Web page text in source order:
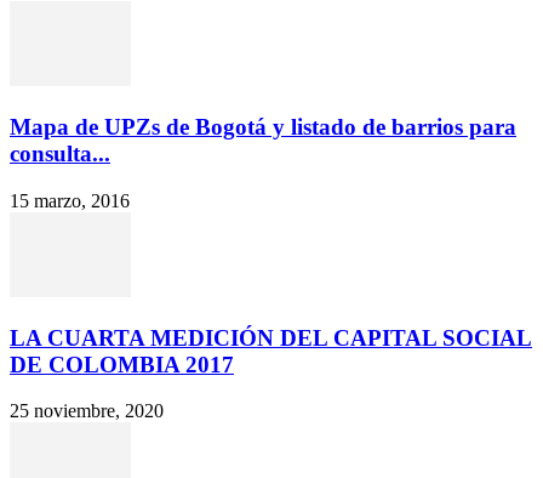
Mapa de UPZs de Bogotá y listado de barrios para
consulta...
15 marzo, 2016
LA CUARTA MEDICIÓN DEL CAPITAL SOCIAL
DE COLOMBIA 2017
25 noviembre, 2020